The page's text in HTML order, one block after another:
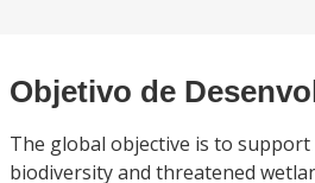
Objetivo de
The global objective is to
biodiversity and threatened